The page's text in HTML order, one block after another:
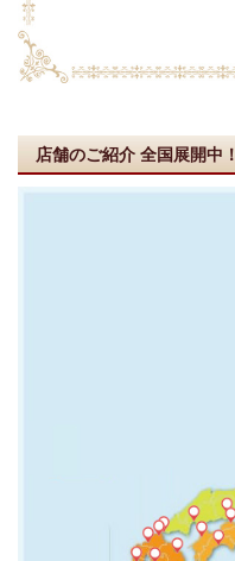
店舗のご紹介 全国展開中！